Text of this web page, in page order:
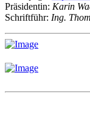
Präsidentin: Karin
Schriftführ: Ing.